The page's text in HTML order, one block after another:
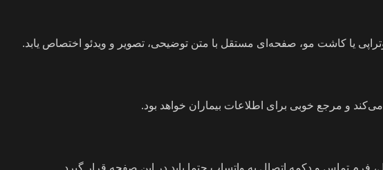
یا کاشت مو، صفحه‌ای مستقل با متن توضیحی، تصویر و ویدئو اختصاص یابد.
و مرجع خوبی برای اطلاعات بیماران خواهد بود.
تماس و دکمه اتصال به واتساپ حتما باید در این صفحه قرار گیرد.